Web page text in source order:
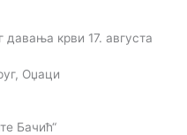
крви 17. августа
, Оџаци
Бачић“